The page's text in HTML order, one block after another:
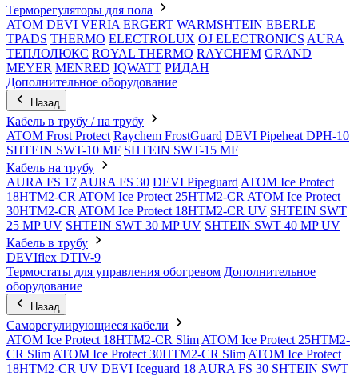
Терморегуляторы для пола
ATOM DEVI VERIA ERGERT WARMSHTEIN EBERLE
TPADS THERMO ELECTROLUX OJ ELECTRONICS AURA
ТЕПЛОЛЮКС ROYAL THERMO RAYCHEM GRAND
MEYER MENRED IQWATT РИДАН
Дополнительное оборудование
Назад
Кабель в трубу / на трубу
ATOM Frost Protect Raychem FrostGuard DEVI Pipeheat DPH-10
SHTEIN SWT-10 MF SHTEIN SWT-15 MF
Кабель на трубу
AURA FS 17 AURA FS 30 DEVI Pipeguard ATOM Ice Protect
18HTM2-CR ATOM Ice Protect 25HTM2-CR ATOM Ice Protect
30HTM2-CR ATOM Ice Protect 18HTM2-CR UV SHTEIN SWT
25 MP UV SHTEIN SWT 30 MP UV SHTEIN SWT 40 MP UV
Кабель в трубу
DEVIflex DTIV-9
Термостаты для управления обогревом Дополнительное
оборудование
Назад
Саморегулирующиеся кабели
ATOM Ice Protect 18HTM2-CR Slim ATOM Ice Protect 25HTM2-
CR Slim ATOM Ice Protect 30HTM2-CR Slim ATOM Ice Protect
18HTM2-CR UV DEVI Iceguard 18 AURA FS 30 SHTEIN SWT